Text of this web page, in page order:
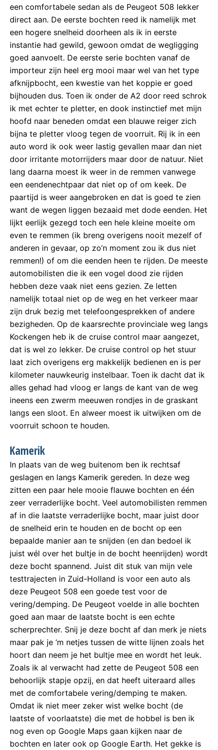
een comfortabele sedan als de Peugeot 508 lekker
direct aan. De eerste bochten reed ik namelijk met
een hogere snelheid doorheen als ik in eerste
instantie had gewild, gewoon omdat de wegligging
goed aanvoelt. De eerste serie bochten vanaf de
importeur zijn heel erg mooi maar wel van het type
afknijpbocht, een kwestie van het koppie er goed
bijhouden dus. Toen ik onder de A2 door reed schrok
ik met echter te pletter, en dook instinctief met mijn
hoofd naar beneden omdat een blauwe reiger zich
bijna te pletter vloog tegen de voorruit. Rij ik in een
auto word ik ook weer lastig gevallen maar dan niet
door irritante motorrijders maar door de natuur. Niet
lang daarna moest ik weer in de remmen vanwege
een eendenechtpaar dat niet op of om keek. De
paartijd is weer aangebroken en dat is goed te zien
want de wegen liggen bezaaid met dode eenden. Het
lijkt eerlijk gezegd toch een hele kleine moeite om
even te remmen (ik breng overigens nooit mezelf of
anderen in gevaar, op zo’n moment zou ik dus niet
remmen!) of om die eenden heen te rijden. De meeste
automobilisten die ik een vogel dood zie rijden
hebben deze vaak niet eens gezien. Ze letten
namelijk totaal niet op de weg en het verkeer maar
zijn druk bezig met telefoongesprekken of andere
bezigheden. Op de kaarsrechte provinciale weg langs
Kockengen heb ik de cruise control maar aangezet,
dat is wel zo lekker. De cruise control op het stuur
laat zich overigens erg makkelijk bedienen en is per
kilometer nauwkeurig instelbaar. Toen ik dacht dat ik
alles gehad had vloog er langs de kant van de weg
ineens een zwerm meeuwen rondjes in de graskant
langs een sloot. En alweer moest ik uitwijken om de
voorruit schoon te houden.
Kamerik
In plaats van de weg buitenom ben ik rechtsaf
geslagen en langs Kamerik gereden. In deze weg
zitten een paar hele mooie flauwe bochten en één
zeer verraderlijke bocht. Veel automobilisten remmen
af in die laatste verraderlijke bocht, maar juist door
de snelheid erin te houden en de bocht op een
bepaalde manier aan te snijden (en dan bedoel ik
juist wél over het bultje in de bocht heenrijden) wordt
deze bocht spannend. Juist dit stuk van mijn vele
testtrajecten in Zuid-Holland is voor een auto als
deze Peugeot 508 een goede test voor de
vering/demping. De Peugeot voelde in alle bochten
goed aan maar de laatste bocht is een echte
scherprechter. Snij je deze bocht af dan merk je niets
maar pak je ‘m netjes tussen de witte lijnen zoals het
hoort dan neem je het bultje mee en wordt het leuk.
Zoals ik al verwacht had zette de Peugeot 508 een
behoorlijk stapje opzij, en dat heeft uiteraard alles
met de comfortabele vering/demping te maken.
Omdat ik niet meer zeker wist welke bocht (de
laatste of voorlaatste) die met de hobbel is ben ik
nog even op Google Maps gaan kijken naar de
bochten en later ook op Google Earth. Het gekke is